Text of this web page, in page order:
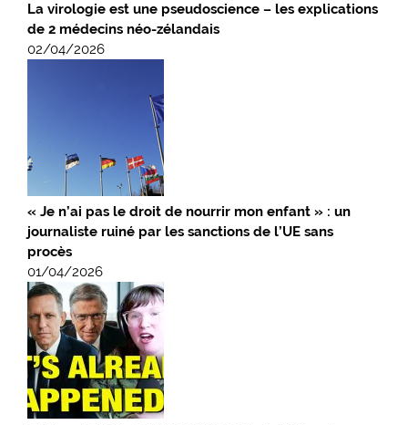
La virologie est une pseudoscience – les explications
de 2 médecins néo-zélandais
02/04/2026
« Je n’ai pas le droit de nourrir mon enfant » : un
journaliste ruiné par les sanctions de l’UE sans
procès
01/04/2026